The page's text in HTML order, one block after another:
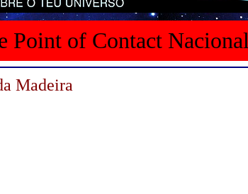
Point of Contact Nacional
Madeira